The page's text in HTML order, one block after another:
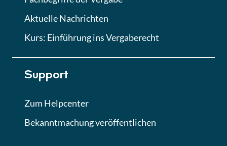
Aktuelle Nachrichten
Kurs: Einführung ins Vergaberecht
Support
Zum Helpcenter
Bekanntmachung veröffentlichen